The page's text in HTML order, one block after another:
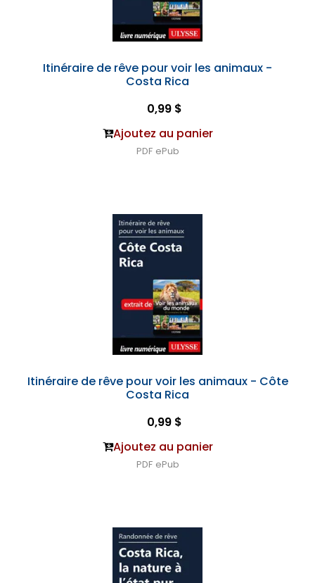
Itinéraire de rêve pour voir les animaux -
Costa Rica
0,99 $
Ajoutez au panier
PDF ePub
Itinéraire de rêve pour voir les animaux - Côte
Costa Rica
0,99 $
Ajoutez au panier
PDF ePub